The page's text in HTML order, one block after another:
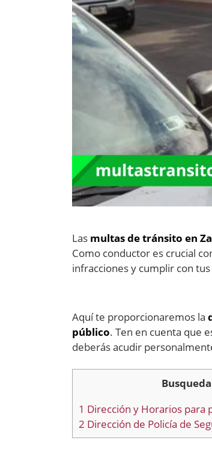
Las multas de tránsito en
Como conductor es crucial
infracciones y cumplir con
Aquí te proporcionaremos la
público. Ten en cuenta que
deberás acudir
1 Dirección y Horarios para
2 Dirección de Policía de